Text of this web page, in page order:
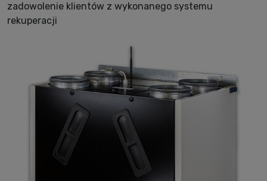
zadowolenie klientów z wykonanego systemu
rekuperacji